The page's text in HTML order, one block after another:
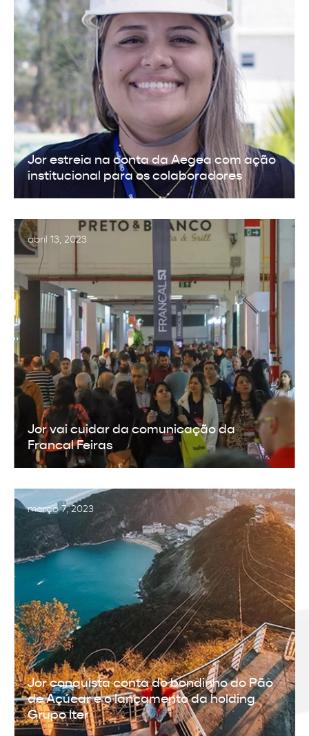
Jor estreia na conta da Aegea com ação
institucional para os colaboradores
abril 13, 2023
Jor vai cuidar da comunicação da
Francal Feiras
março 7, 2023
Jor conquista conta do bondinho do Pão
de Açúcar e o lançamento da holding
Grupo Iter